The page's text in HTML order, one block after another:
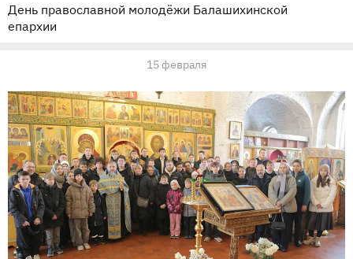
День православной молодёжи Балашихинской
епархии
15 февраля